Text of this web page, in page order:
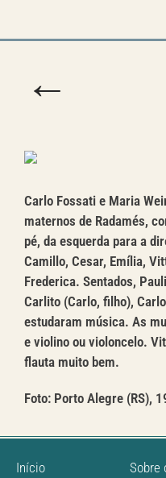
←
Carlo Fossati e Maria
maternos de Radamés,
pé, da esquerda para a
Camillo, Cesar, Emília,
Frederica. Sentados,
Carlito (Carlo, filho),
estudaram música. As
e violino ou violoncelo.
flauta muito bem.
Foto: Porto Alegre (RS),
Início
Sobre